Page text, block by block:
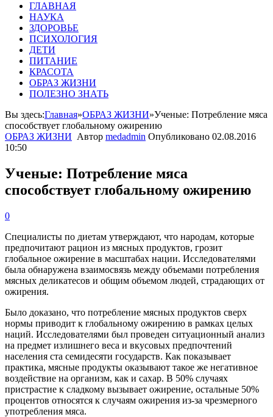
ГЛАВНАЯ
НАУКА
ЗДОРОВЬЕ
ПСИХОЛОГИЯ
ДЕТИ
ПИТАНИЕ
КРАСОТА
ОБРАЗ ЖИЗНИ
ПОЛЕЗНО ЗНАТЬ
Вы здесь:Главная»ОБРАЗ ЖИЗНИ»Ученые: Потребление мяса
способствует глобальному ожирению
ОБРАЗ ЖИЗНИ Автор medadmin Опубликовано 02.08.2016
10:50
Ученые: Потребление мяса
способствует глобальному ожирению
0
Специалисты по диетам утверждают, что народам, которые
предпочитают рацион из мясных продуктов, грозит
глобальное ожирение в масштабах нации. Исследователями
была обнаружена взаимосвязь между объемами потребления
мясных деликатесов и общим объемом людей, страдающих от
ожирения.
Было доказано, что потребление мясных продуктов сверх
нормы приводит к глобальному ожирению в рамках целых
наций. Исследователями был проведен ситуационный анализ
на предмет излишнего веса и вкусовых предпочтений
населения ста семидесяти государств. Как показывает
практика, мясные продукты оказывают такое же негативное
воздействие на организм, как и сахар. В 50% случаях
пристрастие к сладкому вызывает ожирение, остальные 50%
процентов относятся к случаям ожирения из-за чрезмерного
употребления мяса.